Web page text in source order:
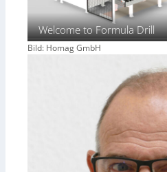
Welcome to Formula Drill
Bild: Homag GmbH